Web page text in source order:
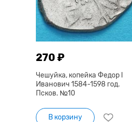
270 ₽
Чешуйка, копейка Федор I
Иванович 1584-1598 год.
Псков. №10
В корзину